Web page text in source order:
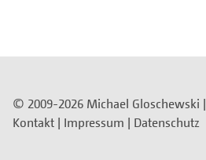
© 2009-2026 Michael Gloschewski |
Kontakt | Impressum | Datenschutz